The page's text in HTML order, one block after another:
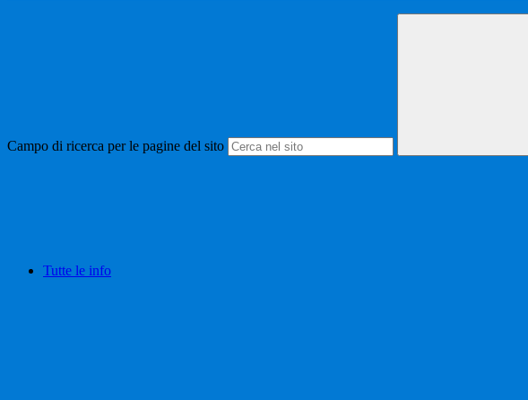
Campo di ricerca per le pagine del sito
Tutte le info